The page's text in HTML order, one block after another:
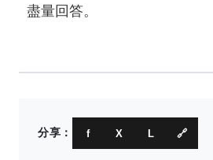
盡量回答。
分享： f X L 🔗